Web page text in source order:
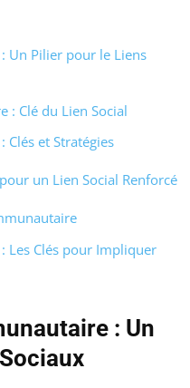
Un Pilier pour le Liens
: Clé du Lien Social
Clés et Stratégies
un Lien Social Renforcé
Les Clés pour Impliquer
: Un